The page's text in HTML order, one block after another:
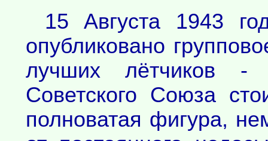
15 Августа 1943
опубликовано
лучших лётчиков
Советского Союза
полноватая фигура,